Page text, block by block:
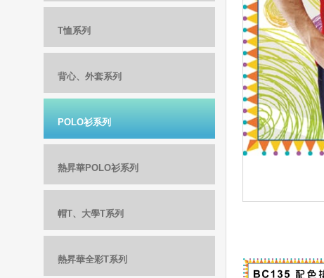
T恤系列
背心、外套系列
POLO衫系列
熱昇華POLO衫系列
帽T、大學T系列
熱昇華全彩T系列